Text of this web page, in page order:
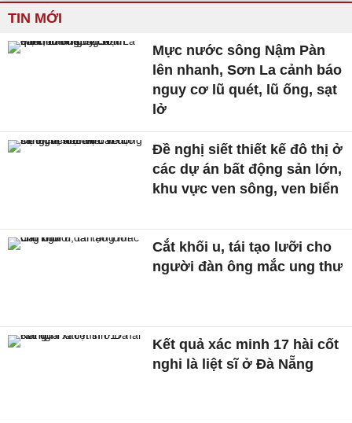
TIN MỚI
Mực nước sông Nậm Pàn
lên nhanh, Sơn La cảnh báo
nguy cơ lũ quét, lũ ống, sạt
lở
Đề nghị siết thiết kế đô thị ở
các dự án bất động sản lớn,
khu vực ven sông, ven biển
Cắt khối u, tái tạo lưỡi cho
người đàn ông mắc ung thư
Kết quả xác minh 17 hài cốt
nghi là liệt sĩ ở Đà Nẵng